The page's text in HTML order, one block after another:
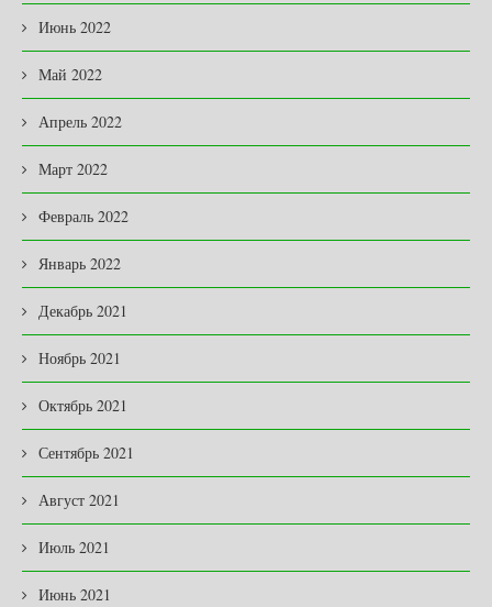
Июнь 2022
Май 2022
Апрель 2022
Март 2022
Февраль 2022
Январь 2022
Декабрь 2021
Ноябрь 2021
Октябрь 2021
Сентябрь 2021
Август 2021
Июль 2021
Июнь 2021